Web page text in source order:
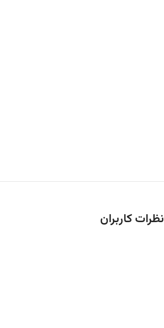
نظرات کاربران